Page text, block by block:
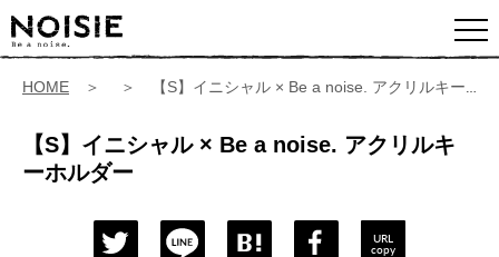
HOME ＞ ＞ 【S】イニシャル × Be a noise. アクリルキーホルダー
【S】イニシャル × Be a noise. アクリルキ
ーホルダー
URL
copy